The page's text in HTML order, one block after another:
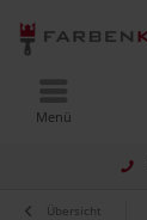
Menü
Übersicht